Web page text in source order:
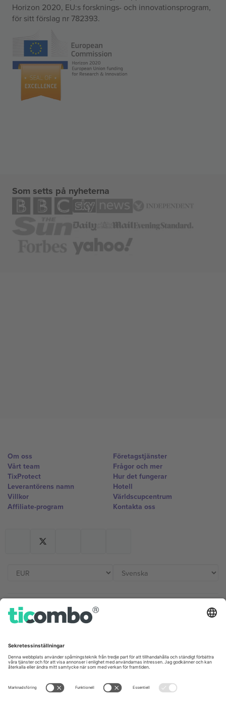
Horizon 2020, EU:s forsknings- och innovationsprogram,
för sitt förslag nr 782393.
Som setts på nyheterna
Om oss
Vårt team
TixProtect
Leverantörens namn
Villkor
Affiliate-program
Företagstjänster
Frågor och mer
Hur det fungerar
Hotell
Världscupcentrum
Kontakta oss
Kontor och support
Unter den Linden 24, 10117
Berlin, Germany
London, EC1V 1AW, United
Kingdom
United States
Switzerland